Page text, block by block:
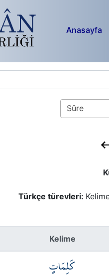
Anasayfa
Sûre
Türkçe türevleri:
Kelime
كَلِمَاتٍ